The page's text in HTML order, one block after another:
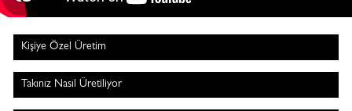
Kişiye Özel Üretim
Takınız Nasıl Üretiliyor